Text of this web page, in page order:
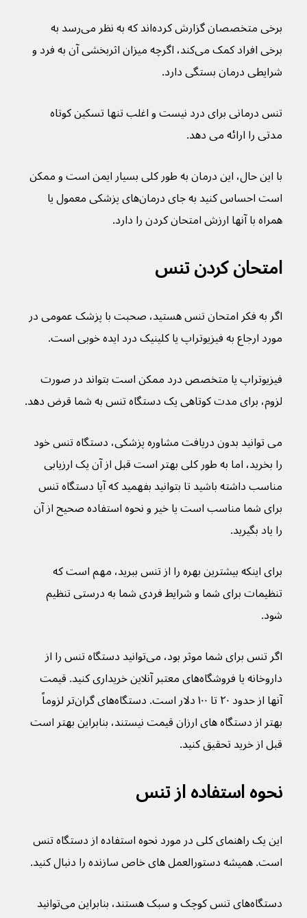
برخی متخصصان گزارش کرده‌اند که به نظر می‌رسد به
برخی افراد کمک می‌کند، اگرچه میزان اثربخشی آن به فرد و
شرایطی درمان بستگی دارد.
تنس درمانی برای درد نیست و اغلب تنها تسکین کوتاه
مدتی را ارائه می دهد.
با این حال، این درمان به طور کلی بسیار ایمن است و ممکن
است احساس کنید به جای درمان‌های پزشکی معمول یا
همراه با آنها ارزش امتحان کردن را دارد.
امتحان کردن تنس
اگر به فکر امتحان تنس هستید، صحبت با پزشک عمومی در
مورد ارجاع به فیزیوتراپ یا کلینیک درد ایده خوبی است.
فیزیوتراپ یا متخصص درد ممکن است بتواند در صورت
لزوم، برای مدت کوتاهی یک دستگاه تنس به شما قرض دهد.
می توانید بدون دریافت مشاوره پزشکی، دستگاه تنس خود
را بخرید، اما به طور کلی بهتر است قبل از آن یک ارزیابی
مناسب داشته باشید تا بتوانید بفهمید که آیا دستگاه تنس
برای شما مناسب است یا خیر و نحوه استفاده صحیح از آن
را یاد بگیرید.
برای اینکه بیشترین بهره را از تنس ببرید، مهم است که
تنظیمات برای شما و شرایط فردی شما به درستی تنظیم
شود.
اگر تنس برای شما موثر بود، می‌توانید دستگاه تنس را از
داروخانه یا فروشگاه‌های معتبر آنلاین خریداری کنید. قیمت
آنها از حدود ۲۰ تا ۱۰۰ دلار است. دستگاه‌های گران‌تر لزوماً
بهتر از دستگاه های ارزان قیمت نیستند، بنابراین بهتر است
قبل از خرید تحقیق کنید.
نحوه استفاده از تنس
این یک راهنمای کلی در مورد نحوه استفاده از دستگاه تنس
است. همیشه دستورالعمل های خاص سازنده را دنبال کنید.
دستگاه‌های تنس کوچک و سبک هستند، بنابراین می‌توانید